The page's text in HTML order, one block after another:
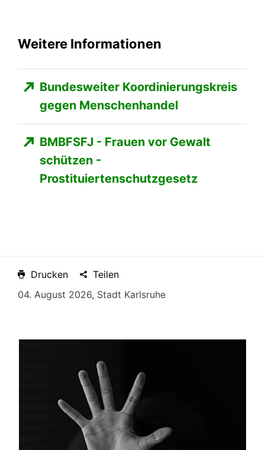
Weitere Informationen
Bundesweiter Koordinierungskreis
gegen Menschenhandel
BMBFSFJ - Frauen vor Gewalt
schützen -
Prostituiertenschutzgesetz
Drucken
Teilen
04. August 2026, Stadt Karlsruhe